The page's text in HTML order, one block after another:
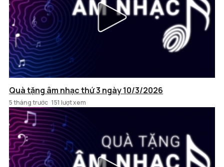
Quà tặng âm nhạc thứ 3 ngày 10/3/2026
5 tháng trước 151 lượt xem